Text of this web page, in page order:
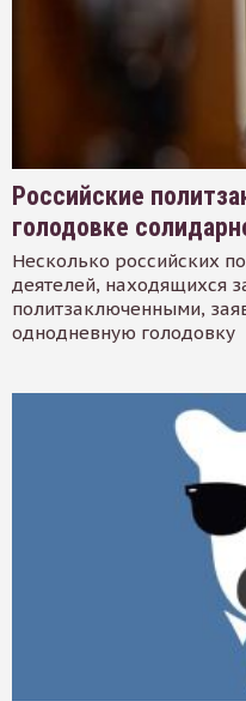
Российские
голодовке
Несколько российских
деятелей, находящихся
политзаключенными,
однодневную голодовку